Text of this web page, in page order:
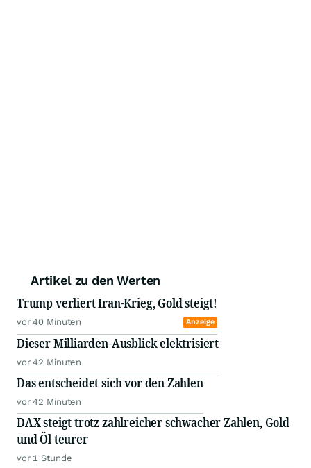
Artikel zu den Werten
Trump verliert Iran-Krieg, Gold steigt!
vor 40 Minuten Anzeige
Dieser Milliarden-Ausblick elektrisiert
vor 42 Minuten
Das entscheidet sich vor den Zahlen
vor 42 Minuten
DAX steigt trotz zahlreicher schwacher Zahlen, Gold
und Öl teurer
vor 1 Stunde